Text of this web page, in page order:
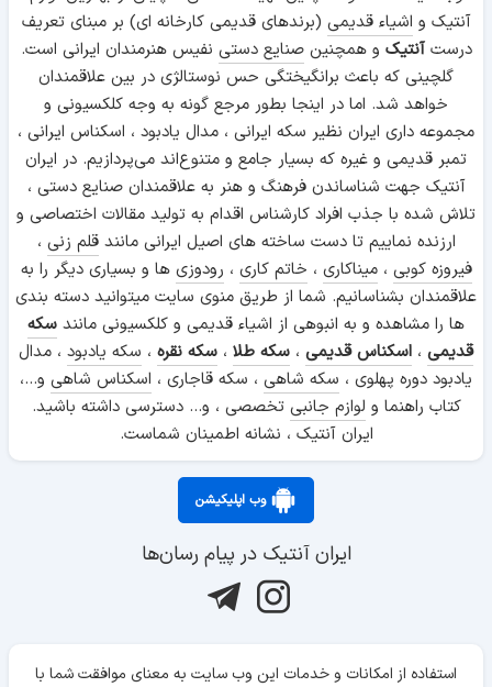
آنتیک و اشیاء قدیمی (برندهای قدیمی کارخانه ای) بر مبنای تعریف
درستآنتیک و همچنینصنایع دستی نفیس هنرمندان ایرانی است.
گلچینی که باعث برانگیختگی حس نوستالژی در بین علاقمندان
خواهد شد. اما در اینجا بطور مرجع گونه به وجه کلکسیونی و
مجموعه داری ایران نظیر سکه ایرانی ، مدال یادبود ، اسکناس ایرانی ،
تمبر قدیمی و غیره که بسیار جامع و متنوع‌اند می‌پردازیم. در ایران
آنتیک جهت شناساندن فرهنگ و هنر به علاقمندان صنایع دستی ،
تلاش شده با جذب افراد کارشناس اقدام به تولید مقالات اختصاصی و
ارزنده نماییم تا دست ساخته های اصیل ایرانی مانندقلم زنی ،
فیروزه کوبی ،میناکاری ، خاتم کاری ، رودوزی ها و بسیاری دیگر را به
علاقمندان بشناسانیم. شما از طریق منوی سایت میتوانید دسته بندی
ها را مشاهده و به انبوهی از اشیاء قدیمی و کلکسیونی مانند سکه
قدیمی ، اسکناس قدیمی ، سکه طلا ، سکه نقره ، سکه یادبود ، مدال
یادبود دوره پهلوی ، سکه شاهی ، سکه قاجاری ، اسکناس شاهی و...،
کتاب راهنما و لوازم جانبی تخصصی ، و... دسترسی داشته باشید.
ایران آنتیک ، نشانه اطمینان شماست.
وب اپلیکیشن
ایران آنتیک در پیام رسان‌ها
استفاده از امکانات و خدمات این وب سایت به معنای موافقت شما با